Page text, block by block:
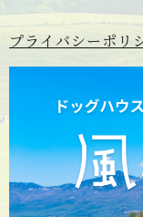
プライバシーポリ